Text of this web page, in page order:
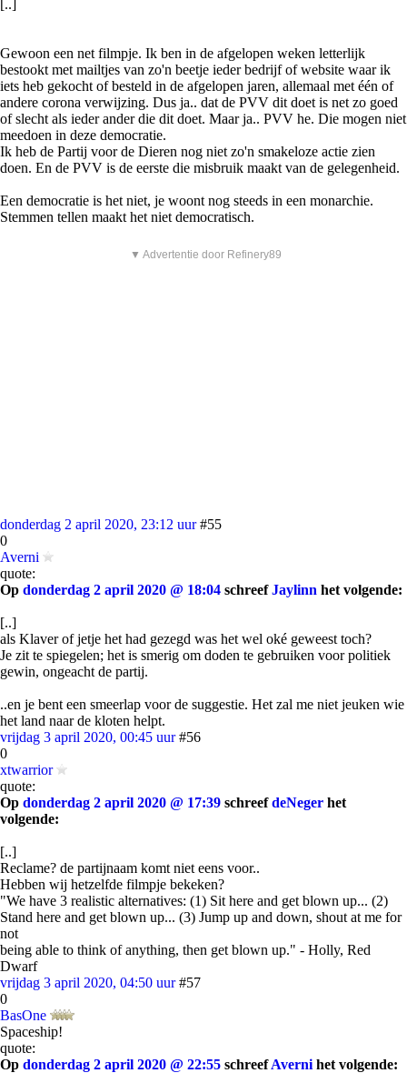
[..]
Gewoon een net filmpje. Ik ben in de afgelopen weken letterlijk
bestookt met mailtjes van zo'n beetje ieder bedrijf of website waar ik
iets heb gekocht of besteld in de afgelopen jaren, allemaal met één of
andere corona verwijzing. Dus ja.. dat de PVV dit doet is net zo goed
of slecht als ieder ander die dit doet. Maar ja.. PVV he. Die mogen niet
meedoen in deze democratie.
Ik heb de Partij voor de Dieren nog niet zo'n smakeloze actie zien
doen. En de PVV is de eerste die misbruik maakt van de gelegenheid.
Een democratie is het niet, je woont nog steeds in een monarchie.
Stemmen tellen maakt het niet democratisch.
▼ Advertentie door Refinery89
donderdag 2 april 2020, 23:12 uur #55
0
Averni
quote:
Op donderdag 2 april 2020 @ 18:04 schreefJaylinn het volgende:
[..]
als Klaver of jetje het had gezegd was het wel oké geweest toch?
Je zit te spiegelen; het is smerig om doden te gebruiken voor politiek
gewin, ongeacht de partij.
..en je bent een smeerlap voor de suggestie. Het zal me niet jeuken wie
het land naar de kloten helpt.
vrijdag 3 april 2020, 00:45 uur #56
0
xtwarrior
quote:
Op donderdag 2 april 2020 @ 17:39 schreefdeNeger het
volgende:
[..]
Reclame? de partijnaam komt niet eens voor..
Hebben wij hetzelfde filmpje bekeken?
"We have 3 realistic alternatives: (1) Sit here and get blown up... (2)
Stand here and get blown up... (3) Jump up and down, shout at me for
not
being able to think of anything, then get blown up." - Holly, Red
Dwarf
vrijdag 3 april 2020, 04:50 uur #57
0
BasOne
Spaceship!
quote:
Op donderdag 2 april 2020 @ 22:55 schreefAverni het volgende: